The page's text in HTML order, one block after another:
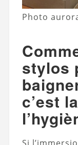
Photo
stylos
c’est